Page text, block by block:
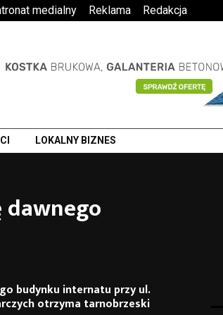
medialny Reklama Redakcja
LOKALNY BIZNES
budynku internatu przy ul.
otrzyma tarnobrzeski